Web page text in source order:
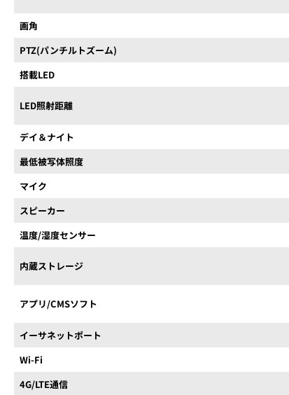
画角
PTZ(パンチルトズーム)
搭載LED
LED照射距離
デイ＆ナイト
最低被写体照度
マイク
スピーカー
温度/湿度センサー
内蔵ストレージ
アプリ/CMSソフト
イーサネットポート
Wi-Fi
4G/LTE通信